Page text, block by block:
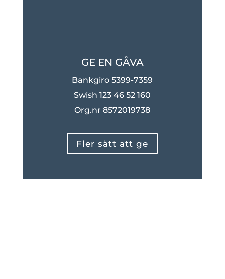
GE EN GÅVA
Bankgiro 5399-7359
Swish 123 46 52 160
Org.nr 8572019738
Fler sätt att ge